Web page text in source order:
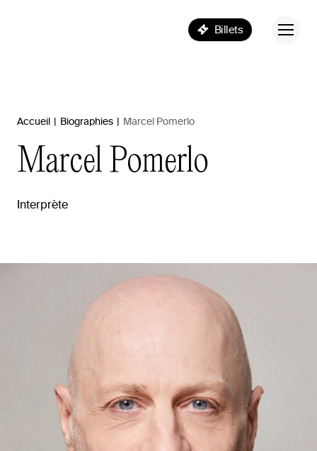
Billets
Accueil | Biographies | Marcel Pomerlo
Marcel Pomerlo
Interprète